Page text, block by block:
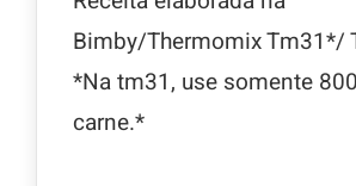
Bimby/Thermomix Tm31*/
*Na tm31, use somente
carne.*